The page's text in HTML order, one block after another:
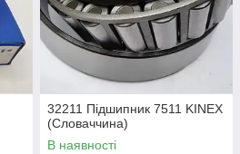
32211 Підшипник 7511 KINEX
(Словаччина)
В наявності